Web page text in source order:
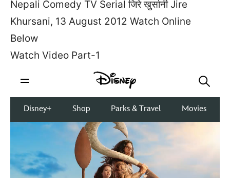
Nepali Comedy TV Serial जिरे खुर्सानी Jire
Khursani, 13 August 2012 Watch Online
Below
Watch Video Part-1